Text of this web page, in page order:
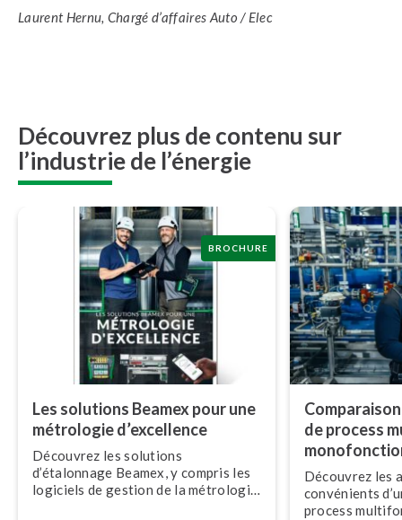
Laurent Hernu, Chargé d’affaires Auto / Elec
Découvrez plus de contenu sur
l’industrie de l’énergie
BROCHURE
Les solutions Beamex pour une
métrologie d’excellence
Découvrez les solutions
d’étalonnage Beamex, y compris les
logiciels de gestion de la métrologie,
de process
Découvrez les
con­vé­nients
process